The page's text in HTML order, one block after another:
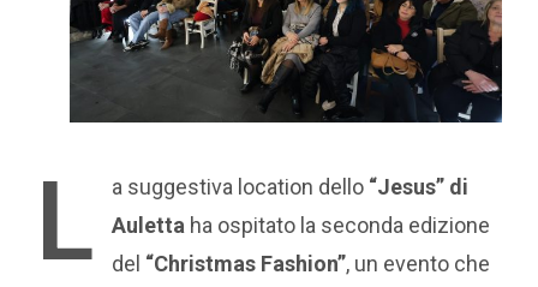
L a suggestiva location dello “Jesus” di
Auletta ha ospitato la seconda edizione
del “Christmas Fashion”, un evento che